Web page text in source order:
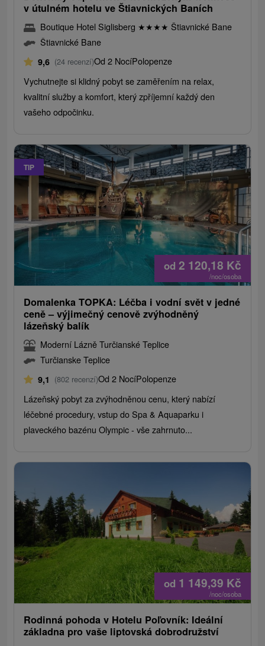
v útulném hotelu ve Štiavnických Baních
Boutique Hotel Siglisberg ★★★★ Štiavnické Bane
Štiavnické Bane
9,6 (24 recenzí)Od 2 NocíPolopenze
Vychutnejte si klidný pobyt se zaměřením na relax,
kvalitní služby a komfort, který zpříjemní každý den
vašeho odpočinku.
TIP
od 2 120,18 Kč
/noc/osoba
Domalenka TOPKA: Léčba i vodní svět v jedné
ceně – výjimečný cenově zvýhodněný
lázeňský balík
Moderní Lázně Turčianské Teplice
Turčianske Teplice
9,1 (802 recenzí)Od 2 NocíPolopenze
Lázeňský pobyt za zvýhodněnou cenu, který nabízí
léčebné procedury, vstup do Spa & Aquaparku i
plaveckého bazénu Olympic - vše zahrnuto...
od 1 149,39 Kč
/noc/osoba
Rodinná pohoda v Hotelu Poľovník: Ideální
základna pro vaše liptovská dobrodružství